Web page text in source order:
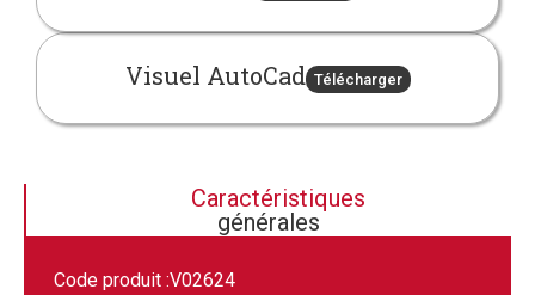
Visuel AutoCad Télécharger
Caractéristiques
générales
Code produit :V02624